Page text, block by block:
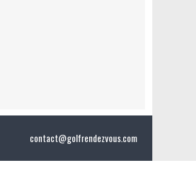
contact@golfrendezvous.com